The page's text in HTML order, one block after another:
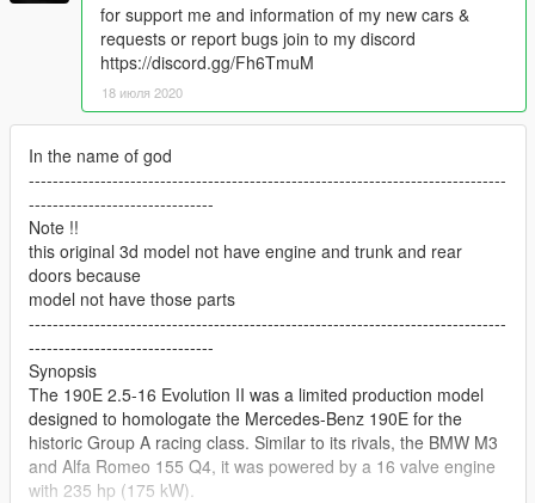
for support me and information of my new cars &
requests or report bugs join to my discord
https://discord.gg/Fh6TmuM
18 июля 2020
In the name of god
--------------------------------------------------------------------------------
-------------------------------
Note !!
this original 3d model not have engine and trunk and rear
doors because
model not have those parts
--------------------------------------------------------------------------------
-------------------------------
Synopsis
The 190E 2.5-16 Evolution II was a limited production model
designed to homologate the Mercedes-Benz 190E for the
historic Group A racing class. Similar to its rivals, the BMW M3
and Alfa Romeo 155 Q4, it was powered by a 16 valve engine
with 235 hp (175 kW).